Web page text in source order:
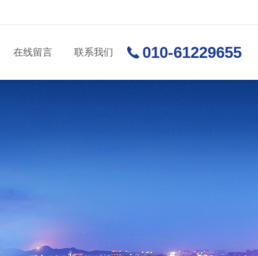
在线留言 联系我们 010-61229655